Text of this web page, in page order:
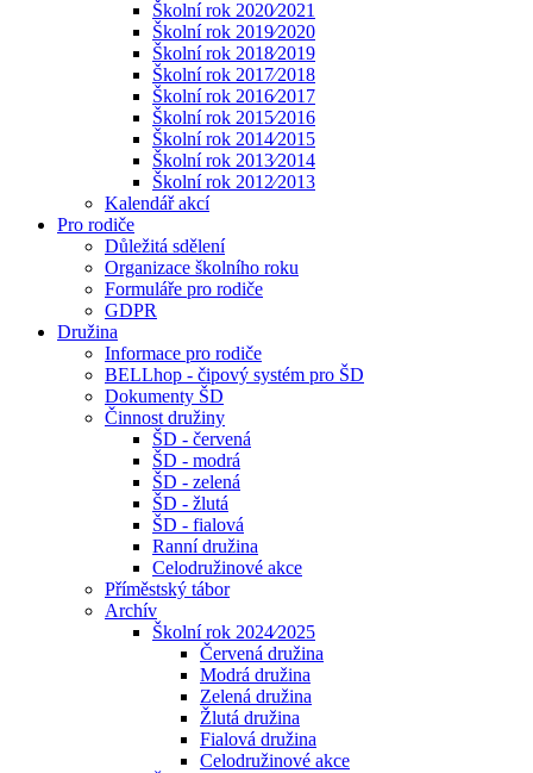
Školní rok 2020⁄2021
Školní rok 2019⁄2020
Školní rok 2018⁄2019
Školní rok 2017⁄2018
Školní rok 2016⁄2017
Školní rok 2015⁄2016
Školní rok 2014⁄2015
Školní rok 2013⁄2014
Školní rok 2012⁄2013
Kalendář akcí
Pro rodiče
Důležitá sdělení
Organizace školního roku
Formuláře pro rodiče
GDPR
Družina
Informace pro rodiče
BELLhop - čipový systém pro ŠD
Dokumenty ŠD
Činnost družiny
ŠD - červená
ŠD - modrá
ŠD - zelená
ŠD - žlutá
ŠD - fialová
Ranní družina
Celodružinové akce
Příměstský tábor
Archív
Školní rok 2024⁄2025
Červená družina
Modrá družina
Zelená družina
Žlutá družina
Fialová družina
Celodružinové akce